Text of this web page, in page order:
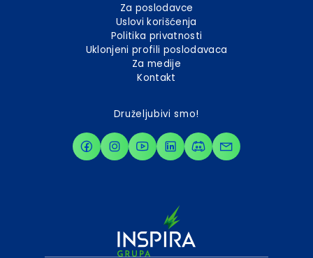
Za poslodavce
Uslovi korišćenja
Politika privatnosti
Uklonjeni profili poslodavaca
Za medije
Kontakt
Druželjubivi smo!